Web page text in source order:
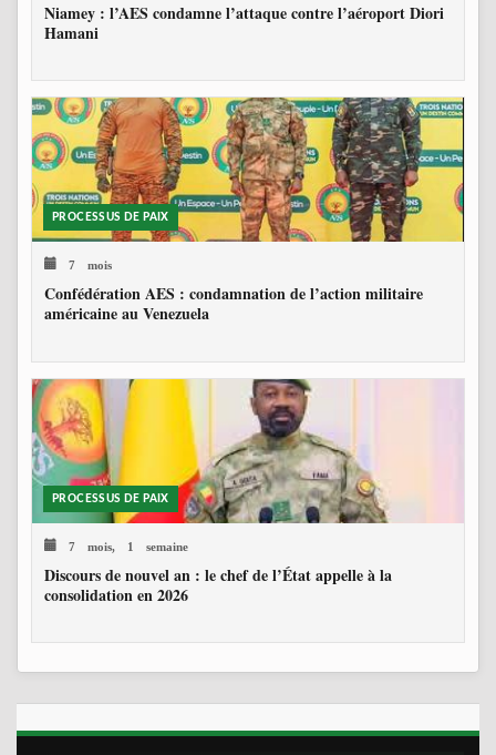
Niamey : l’AES condamne l’attaque contre l’aéroport Diori
Hamani
PROCESSUS DE PAIX
7 mois
Confédération AES : condamnation de l’action militaire
américaine au Venezuela
PROCESSUS DE PAIX
7 mois, 1 semaine
Discours de nouvel an : le chef de l’État appelle à la
consolidation en 2026